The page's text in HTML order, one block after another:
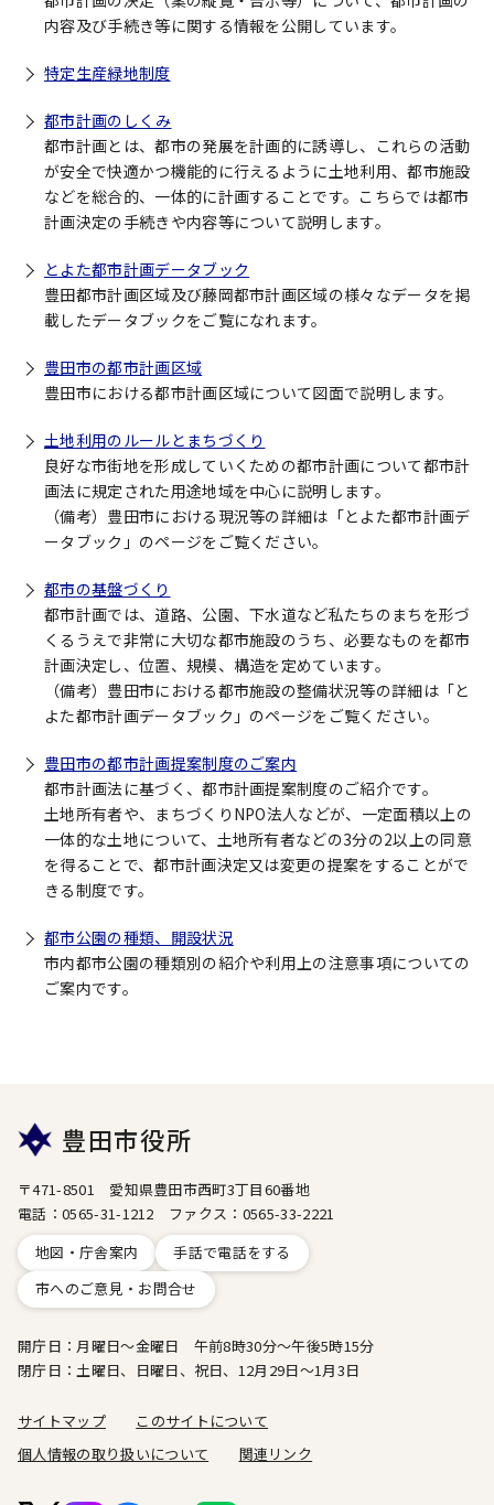
内容及び手続き等に関する情報を公開しています。
特定生産緑地制度
都市計画のしくみ
都市計画とは、都市の発展を計画的に誘導し、これらの活動
が安全で快適かつ機能的に行えるように土地利用、都市施設
などを総合的、一体的に計画することです。こちらでは都市
計画決定の手続きや内容等について説明します。
とよた都市計画データブック
豊田都市計画区域及び藤岡都市計画区域の様々なデータを掲
載したデータブックをご覧になれます。
豊田市の都市計画区域
豊田市における都市計画区域について図面で説明します。
土地利用のルールとまちづくり
良好な市街地を形成していくための都市計画について都市計
画法に規定された用途地域を中心に説明します。
（備考）豊田市における現況等の詳細は「とよた都市計画デ
ータブック」のページをご覧ください。
都市の基盤づくり
都市計画では、道路、公園、下水道など私たちのまちを形づ
くるうえで非常に大切な都市施設のうち、必要なものを都市
計画決定し、位置、規模、構造を定めています。
（備考）豊田市における都市施設の整備状況等の詳細は「と
よた都市計画データブック」のページをご覧ください。
豊田市の都市計画提案制度のご案内
都市計画法に基づく、都市計画提案制度のご紹介です。
土地所有者や、まちづくりNPO法人などが、一定面積以上の
一体的な土地について、土地所有者などの3分の2以上の同意
を得ることで、都市計画決定又は変更の提案をすることがで
きる制度です。
都市公園の種類、開設状況
市内都市公園の種類別の紹介や利用上の注意事項についての
ご案内です。
豊田市役所
〒471-8501 愛知県豊田市西町3丁目60番地
電話：0565-31-1212 ファクス：0565-33-2221
地図・庁舎案内
手話で電話をする
市へのご意見・お問合せ
開庁日：月曜日～金曜日 午前8時30分～午後5時15分
閉庁日：土曜日、日曜日、祝日、12月29日～1月3日
サイトマップ
このサイトについて
個人情報の取り扱いについて
関連リンク